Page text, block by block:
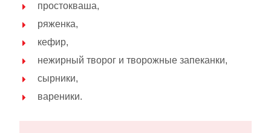
простокваша,
ряженка,
кефир,
нежирный творог и творожные запеканки,
сырники,
вареники.